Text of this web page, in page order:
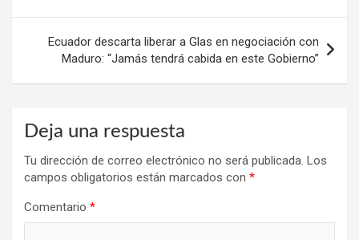
entradas
Ecuador descarta liberar a Glas en negociación con
Maduro: “Jamás tendrá cabida en este Gobierno”
Deja una respuesta
Tu dirección de correo electrónico no será publicada. Los
campos obligatorios están marcados con *
Comentario *